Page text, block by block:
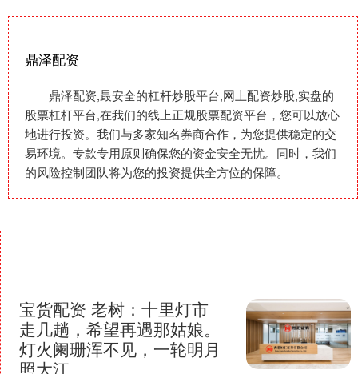
鼎泽配资
鼎泽配资,最安全的杠杆炒股平台,网上配资炒股,实盘的
股票杠杆平台,在我们的线上正规股票配资平台，您可以放心
地进行投资。我们与多家知名券商合作，为您提供稳定的交
易环境。专款专用原则确保您的资金安全无忧。同时，我们
的风险控制团队将为您的投资提供全方位的保障。
宝货配资 老树：十里灯市
走几趟，希望再遇那姑娘。
灯火阑珊浑不见，一轮明月
照大江